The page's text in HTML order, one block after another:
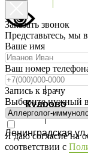
Кудрово
Ленинградская
Заказать звонок
Представьтесь, мы
Ваше имя
Ваш номер
Запись к врачу
Выберите нужный
Я даю согласие на
соответствии с